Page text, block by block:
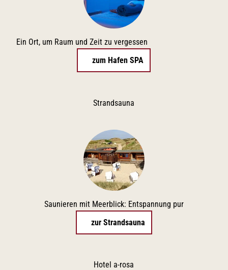
Ein Ort, um Raum und Zeit zu vergessen
zum Hafen SPA
Strandsauna
Saunieren mit Meerblick: Entspannung pur
zur Strandsauna
Hotel a-rosa